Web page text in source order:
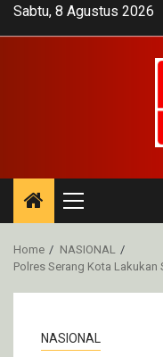
SkipSabtu, 8 Agustus 2026
Primary
Menu
Home
NASIONAL
Polres Serang Kota
NASIONAL